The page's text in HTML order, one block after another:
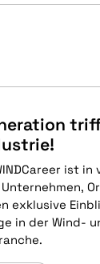
ist in
Unternehmen,
exklusive
in der Wind-